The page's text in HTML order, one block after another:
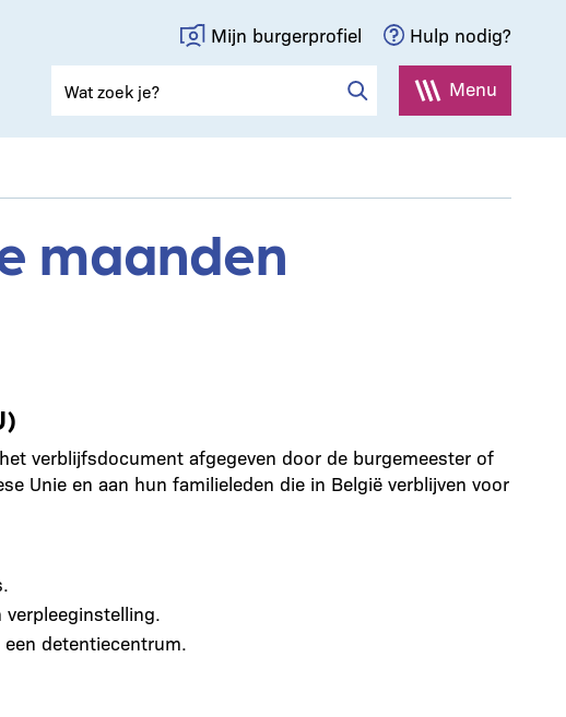
Mijn burgerprofiel Hulp nodig?
Menu
maanden
verblijfsdocument afgegeven door de burgemeester of
Unie en aan hun familieleden die in België verblijven voor
detentiecentrum.